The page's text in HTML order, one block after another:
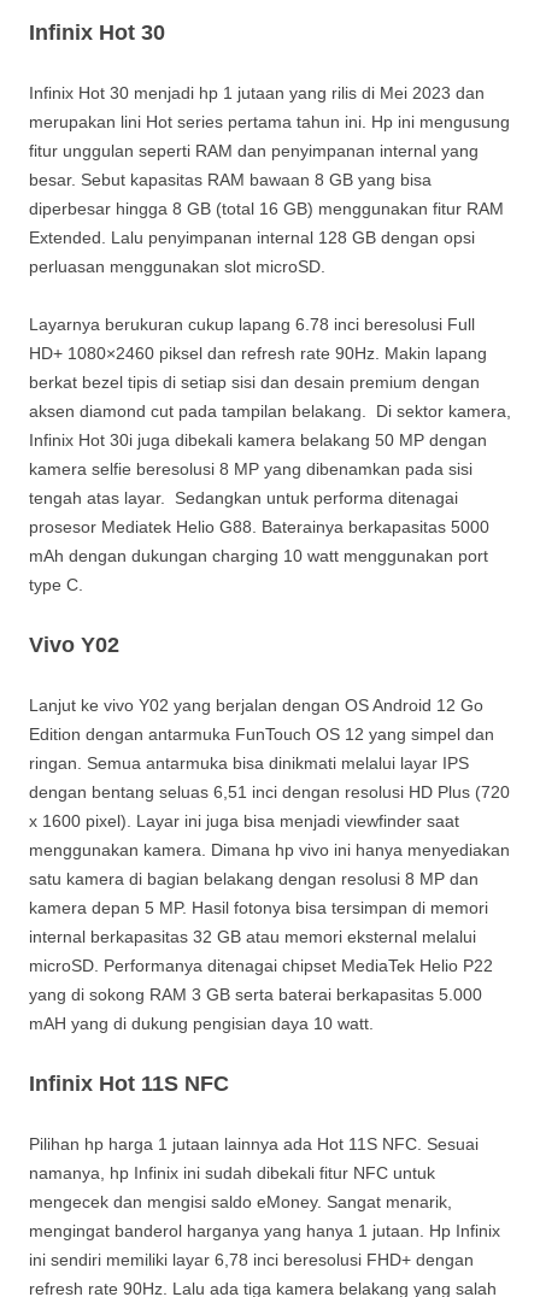
Infinix Hot 30
Infinix Hot 30 menjadi hp 1 jutaan yang rilis di Mei 2023 dan
merupakan lini Hot series pertama tahun ini. Hp ini mengusung
fitur unggulan seperti RAM dan penyimpanan internal yang
besar. Sebut kapasitas RAM bawaan 8 GB yang bisa
diperbesar hingga 8 GB (total 16 GB) menggunakan fitur RAM
Extended. Lalu penyimpanan internal 128 GB dengan opsi
perluasan menggunakan slot microSD.
Layarnya berukuran cukup lapang 6.78 inci beresolusi Full
HD+ 1080×2460 piksel dan refresh rate 90Hz. Makin lapang
berkat bezel tipis di setiap sisi dan desain premium dengan
aksen diamond cut pada tampilan belakang. Di sektor kamera,
Infinix Hot 30i juga dibekali kamera belakang 50 MP dengan
kamera selfie beresolusi 8 MP yang dibenamkan pada sisi
tengah atas layar. Sedangkan untuk performa ditenagai
prosesor Mediatek Helio G88. Baterainya berkapasitas 5000
mAh dengan dukungan charging 10 watt menggunakan port
type C.
Vivo Y02
Lanjut ke vivo Y02 yang berjalan dengan OS Android 12 Go
Edition dengan antarmuka FunTouch OS 12 yang simpel dan
ringan. Semua antarmuka bisa dinikmati melalui layar IPS
dengan bentang seluas 6,51 inci dengan resolusi HD Plus (720
x 1600 pixel). Layar ini juga bisa menjadi viewfinder saat
menggunakan kamera. Dimana hp vivo ini hanya menyediakan
satu kamera di bagian belakang dengan resolusi 8 MP dan
kamera depan 5 MP. Hasil fotonya bisa tersimpan di memori
internal berkapasitas 32 GB atau memori eksternal melalui
microSD. Performanya ditenagai chipset MediaTek Helio P22
yang di sokong RAM 3 GB serta baterai berkapasitas 5.000
mAH yang di dukung pengisian daya 10 watt.
Infinix Hot 11S NFC
Pilihan hp harga 1 jutaan lainnya ada Hot 11S NFC. Sesuai
namanya, hp Infinix ini sudah dibekali fitur NFC untuk
mengecek dan mengisi saldo eMoney. Sangat menarik,
mengingat banderol harganya yang hanya 1 jutaan. Hp Infinix
ini sendiri memiliki layar 6,78 inci beresolusi FHD+ dengan
refresh rate 90Hz. Lalu ada tiga kamera belakang yang salah